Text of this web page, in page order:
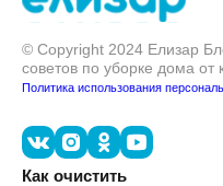
© Copyright 2024 Елизар
советов по уборке дома от
Политика использования
Как очистить